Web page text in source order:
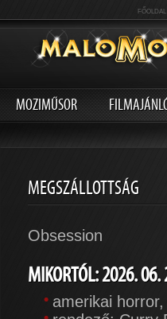
FŐOLDAL
MOZIMŰSOR
MEGSZÁLLOTTSÁG
Obsession
MIKORTÓL: 2026. 06.
amerikai